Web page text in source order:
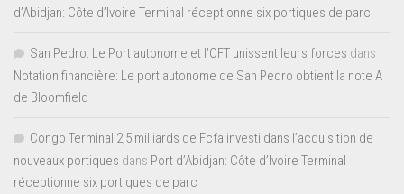
d’Abidjan: Côte d’Ivoire Terminal réceptionne six portiques de parc
San Pedro: Le Port autonome et l’OFT unissent leurs forces dans
Notation financière: Le port autonome de San Pedro obtient la note A
de Bloomfield
Congo Terminal 2,5 milliards de Fcfa investi dans l’acquisition de
nouveaux portiques dans Port d’Abidjan: Côte d’Ivoire Terminal
réceptionne six portiques de parc